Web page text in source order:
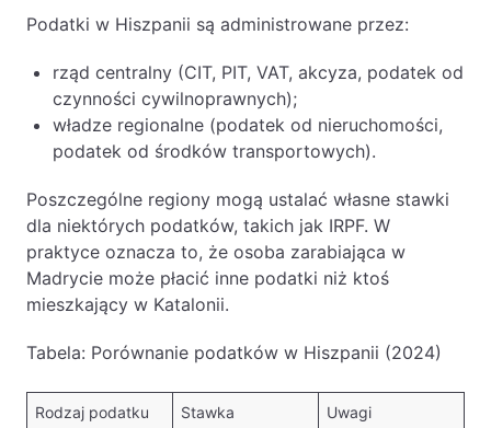
Podatki w Hiszpanii są administrowane przez:
rząd centralny (CIT, PIT, VAT, akcyza, podatek od
czynności cywilnoprawnych);
władze regionalne (podatek od nieruchomości,
podatek od środków transportowych).
Poszczególne regiony mogą ustalać własne stawki
dla niektórych podatków, takich jak IRPF. W
praktyce oznacza to, że osoba zarabiająca w
Madrycie może płacić inne podatki niż ktoś
mieszkający w Katalonii.
Tabela: Porównanie podatków w Hiszpanii (2024)
Rodzaj podatku Stawka Uwagi